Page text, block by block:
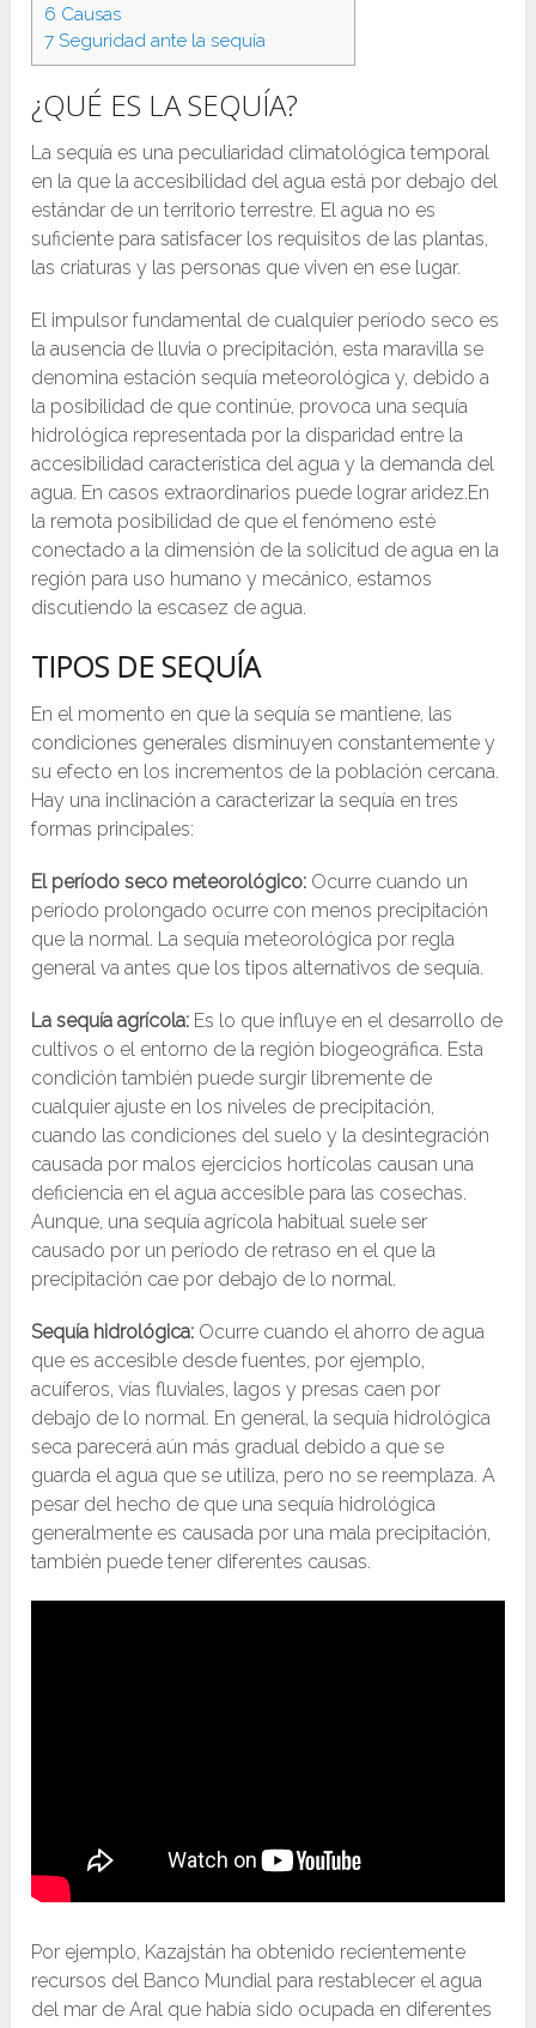
6 Causas
7 Seguridad ante la sequía
¿QUÉ ES LA SEQUÍA?
La sequía es una peculiaridad climatológica temporal
en la que la accesibilidad del agua está por debajo del
estándar de un territorio terrestre. El agua no es
suficiente para satisfacer los requisitos de las plantas,
las criaturas y las personas que viven en ese lugar.
El impulsor fundamental de cualquier período seco es
la ausencia de lluvia o precipitación, esta maravilla se
denomina estación sequía meteorológica y, debido a
la posibilidad de que continúe, provoca una sequía
hidrológica representada por la disparidad entre la
accesibilidad característica del agua y la demanda del
agua. En casos extraordinarios puede lograr aridez.En
la remota posibilidad de que el fenómeno esté
conectado a la dimensión de la solicitud de agua en la
región para uso humano y mecánico, estamos
discutiendo la escasez de agua.
TIPOS DESEQUÍA
En el momento en que la sequía se mantiene, las
condiciones generales disminuyen constantemente y
su efecto en los incrementos de la población cercana.
Hay una inclinación a caracterizar la sequía en tres
formas principales:
El período seco meteorológico: Ocurre cuando un
período prolongado ocurre con menos precipitación
que la normal. La sequía meteorológica por regla
general va antes que los tipos alternativos de sequía.
La sequía agrícola: Es lo que influye en el desarrollo de
cultivos o el entorno de la región biogeográfica. Esta
condición también puede surgir libremente de
cualquier ajuste en los niveles de precipitación,
cuando las condiciones del suelo y la desintegración
causada por malos ejercicios hortícolas causan una
deficiencia en el agua accesible para las cosechas.
Aunque, una sequía agrícola habitual suele ser
causado por un período de retraso en el que la
precipitación cae por debajo de lo normal.
Sequía hidrológica: Ocurre cuando el ahorro de agua
que es accesible desde fuentes, por ejemplo,
acuíferos, vías fluviales, lagos y presas caen por
debajo de lo normal. En general, la sequía hidrológica
seca parecerá aún más gradual debido a que se
guarda el agua que se utiliza, pero no se reemplaza. A
pesar del hecho de que una sequía hidrológica
generalmente es causada por una mala precipitación,
también puede tener diferentes causas.
Por ejemplo, Kazajstán ha obtenido recientemente
recursos del Banco Mundial para restablecer el agua
del mar de Aral que había sido ocupada en diferentes